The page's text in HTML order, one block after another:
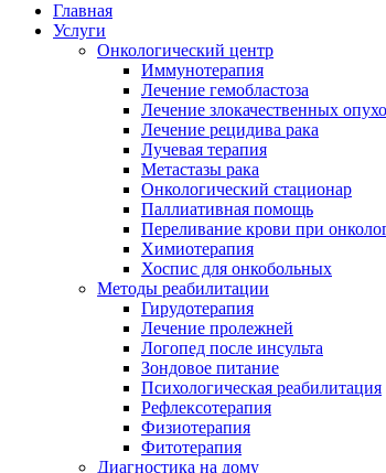
Главная
Услуги
Онкологический центр
Иммунотерапия
Лечение гемобластоза
Лечение злокачественных
Лечение рецидива рака
Лучевая терапия
Метастазы рака
Онкологический стационар
Паллиативная помощь
Переливание крови при
Химиотерапия
Хоспис для онкобольных
Методы реабилитации
Гирудотерапия
Лечение пролежней
Логопед после инсульта
Зондовое питание
Психологическая реабилитация
Рефлексотерапия
Физиотерапия
Фитотерапия
Диагностика на дому